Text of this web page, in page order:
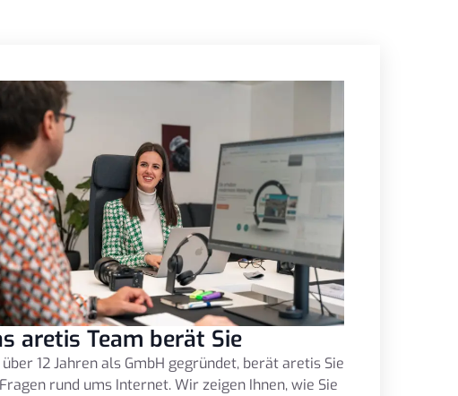
aretis Team berät Sie
12 Jahren als GmbH gegründet, berät aretis Sie
rund ums Internet. Wir zeigen Ihnen, wie Sie